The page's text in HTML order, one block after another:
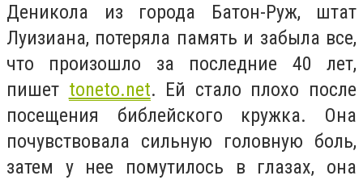
Деникола из города Батон-Руж, штат
Луизиана, потеряла память и забыла все,
что произошло за последние 40 лет,
пишет toneto.net. Ей стало плохо после
посещения библейского кружка. Она
почувствовала сильную головную боль,
затем у нее помутилось в глазах, она